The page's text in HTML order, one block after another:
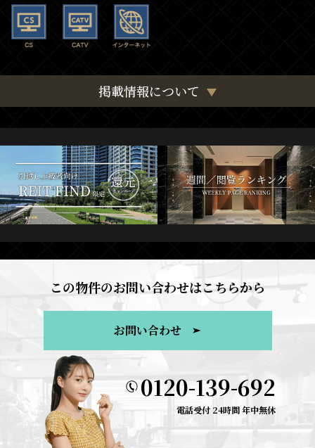
掲載情報について
この物件のお問い合わせはこちらから
お問い合わせ
0120-139-692
電話受付 24時間 年中無休